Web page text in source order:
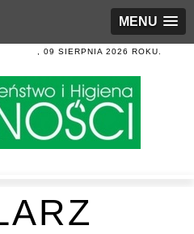
MENU
, 09 SIERPNIA 2026 ROKU.